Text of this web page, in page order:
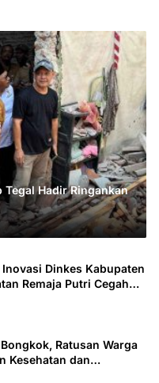
Hadir Ringankan
Inovasi Dinkes Kabupaten
Remaja Putri Cegah
Ratusan Warga
Kesehatan dan